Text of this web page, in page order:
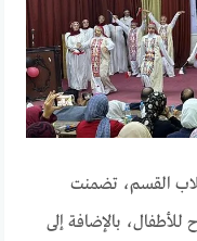
القسم، تضمنت
بالإضافة إلى